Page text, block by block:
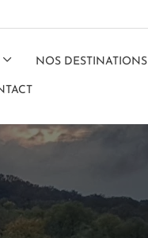
NOS DESTINATIONS